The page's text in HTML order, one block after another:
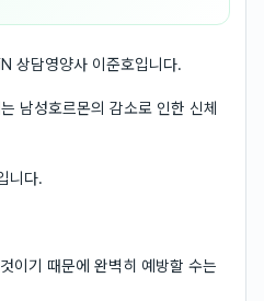
상담영양사 이준호입니다.
남성호르몬의 감소로 인한 신체
니다.
이기 때문에 완벽히 예방할 수는